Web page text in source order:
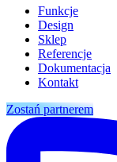
Funkcje
Design
Sklep
Referencje
Dokumentacja
Kontakt
Zostań partnerem